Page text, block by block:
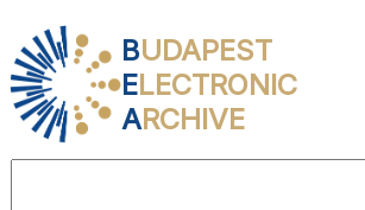
BUDAPEST
ELECTRONIC
ARCHIVE